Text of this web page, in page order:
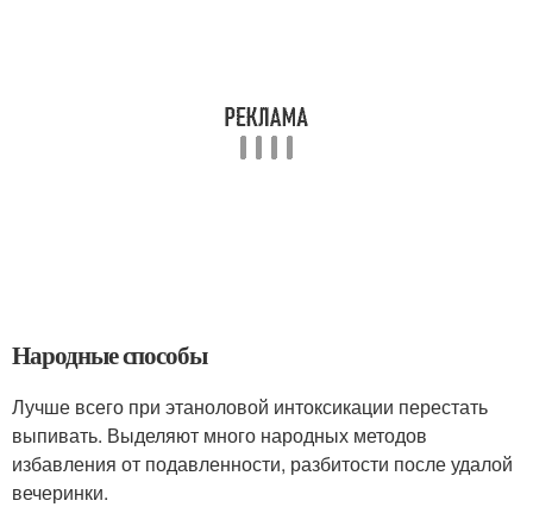
Народные способы
Лучше всего при этаноловой интоксикации перестать
выпивать. Выделяют много народных методов
избавления от подавленности, разбитости после удалой
вечеринки.